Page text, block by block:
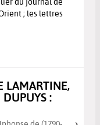
; les lettres
LAMARTINE,
: